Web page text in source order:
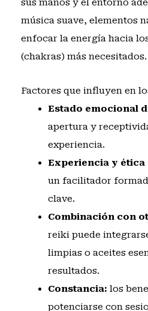
sus manos y el entorno
música suave, elementos
enfocar la energía hacia
(chakras) más necesitados.
Factores que influyen en
Estado emocional
apertura y
experiencia.
Experiencia y
un facilitador
clave.
Combinación con
reiki puede
limpias o aceites
resultados.
Constancia: los
potenciarse con